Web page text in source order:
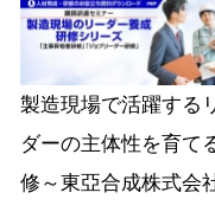
製造現場で活躍する
ダーの主体性を育て
修～東亞合成株式会